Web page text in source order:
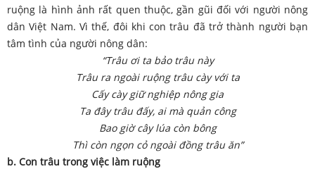
ruộng là hình ảnh rất quen thuộc, gần gũi đối với người nông
dân Việt Nam. Vì thế, đôi khi con trâu đã trở thành người bạn
tâm tình của người nông dân:
“Trâu ơi ta bảo trâu này
Trâu ra ngoài ruộng trâu cày với ta
Cấy cày giữ nghiệp nông gia
Ta đây trâu đấy, ai mà quản công
Bao giờ cây lúa còn bông
Thì còn ngọn cỏ ngoài đồng trâu ăn”
b. Con trâu trong việc làm ruộng